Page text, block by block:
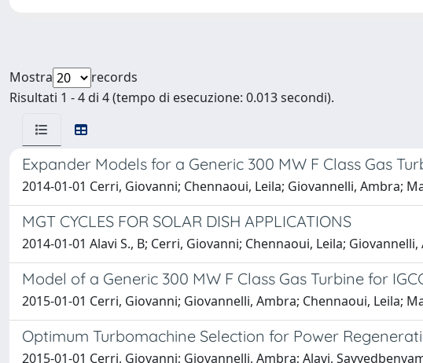
Mostra
records
Risultati 1 - 4 di 4 (tempo di esecuzione: 0.013 secondi).
Expander Models for a Generic 300 MW F Class Gas
2014-01-01 Cerri, Giovanni; Chennaoui, Leila; Giovannelli, Ambra;
MGT CYCLES FOR SOLAR DISH APPLICATIONS
2014-01-01 Alavi S., B; Cerri, Giovanni; Chennaoui, Leila;
Model of a Generic 300 MW F Class Gas Turbine for
2015-01-01 Cerri, Giovanni; Giovannelli, Ambra; Chennaoui, Leila;
Optimum Turbomachine Selection for Power
2015-01-01 Cerri, Giovanni; Giovannelli, Ambra; Alavi,